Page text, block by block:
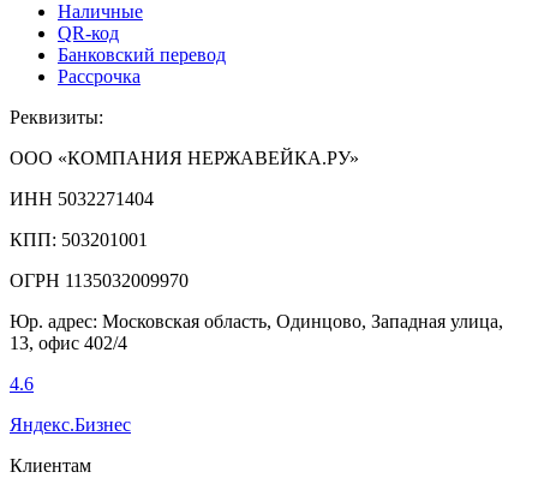
Наличные
QR-код
Банковский перевод
Рассрочка
Реквизиты:
ООО «КОМПАНИЯ НЕРЖАВЕЙКА.РУ»
ИНН 5032271404
КПП: 503201001
ОГРН 1135032009970
Юр. адрес: Московская область, Одинцово, Западная улица,
13, офис 402/4
4.6
Яндекс.Бизнес
Клиентам